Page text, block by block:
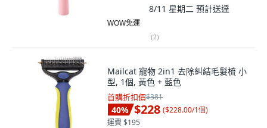
8/11 星期二 預計送達
WOW免運
(2)
Mailcat 寵物 2in1 去除糾結毛髮梳 小
型, 1個, 黃色 + 藍色
首購折扣價$381
40% $228 ($228.00/1個)
運費 $195